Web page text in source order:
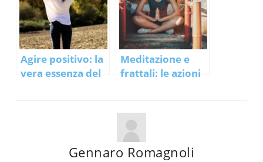
Agire positivo: la
vera essenza del
Meditazione e
frattali: le azioni
mente!
Gennaro Romagnoli